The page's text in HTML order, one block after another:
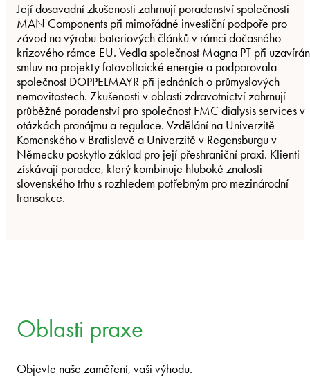
Její dosavadní zkušenosti zahrnují poradenství společnosti
MAN Components při mimořádné investiční podpoře pro
závod na výrobu bateriových článků v rámci dočasného
krizového rámce EU. Vedla společnost Magna PT při
smluv na projekty fotovoltaické energie a podporovala
společnost DOPPELMAYR při jednáních o průmyslových
nemovitostech. Zkušenosti v oblasti zdravotnictví zahrnují
průběžné poradenství pro společnost FMC dialysis services v
otázkách pronájmu a regulace. Vzdělání na Univerzitě
Komenského v Bratislavě a Univerzitě v Regensburgu v
Německu poskytlo základ pro její přeshraniční praxi. Klienti
získávají poradce, který kombinuje hluboké znalosti
slovenského trhu s rozhledem potřebným pro mezinárodní
transakce.
Oblasti praxe
Objevte naše zaměření, vaši výhodu.